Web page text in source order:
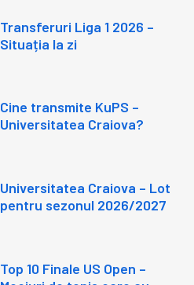
Transferuri Liga 1 2026 –
Situația la zi
Cine transmite KuPS –
Universitatea Craiova?
Universitatea Craiova – Lot
pentru sezonul 2026/2027
Top 10 Finale US Open –